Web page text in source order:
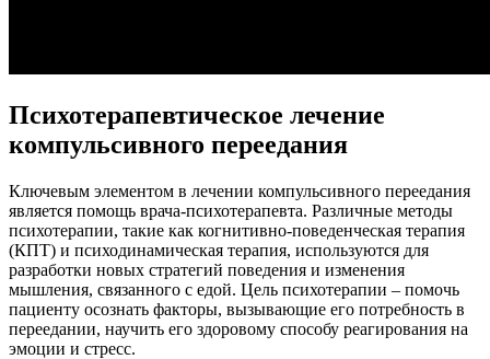
Психотерапевтическое лечение
компульсивного переедания
Ключевым элементом в лечении компульсивного переедания
является помощь врача-психотерапевта. Различные методы
психотерапии, такие как когнитивно-поведенческая терапия
(КПТ) и психодинамическая терапия, используются для
разработки новых стратегий поведения и изменения
мышления, связанного с едой. Цель психотерапии – помочь
пациенту осознать факторы, вызывающие его потребность в
переедании, научить его здоровому способу реагирования на
эмоции и стресс.